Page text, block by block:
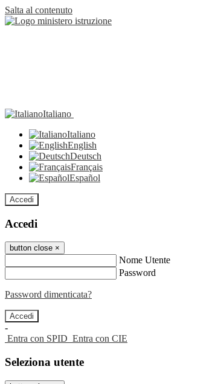
Salta al contenuto
Italiano
Italiano
English
Deutsch
Français
Español
Accedi
Accedi
button close ×
Nome Utente
Password
Password dimenticata?
-
Entra con SPID Entra con CIE
Seleziona utente